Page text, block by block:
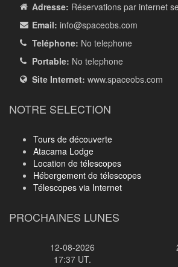
Adresse: Réservations par internet
Email: info@spaceobs.com
Teléphone: No telephone
Portable: No telephone
Site Internet: www.spaceobs.com
NOTRE SELECTION
Tours de découverte
Atacama Lodge
Location de télescopes
Hébergement de télescopes
Télescopes via Internet
PROCHAINES LUNES
12-08-2026
17:37 UT.